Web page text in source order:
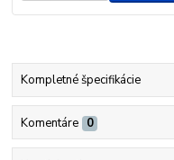
Kompletné špecifikácie
Komentáre 0